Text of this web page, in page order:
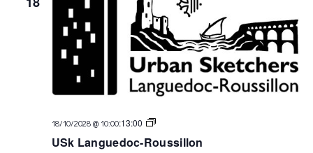
18/10/2028 @ 10:00:13:00
USk
USk Languedoc-Roussillon